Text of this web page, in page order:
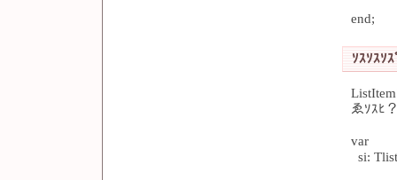
end;
ｿｽｿｽｿ
ゑｿｽﾋ
var
si: